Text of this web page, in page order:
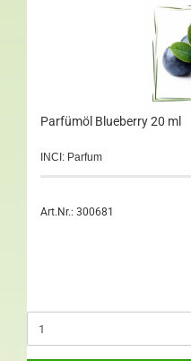
Parfümöl Blueberry 20 ml
INCI: Parfum
Art.Nr.: 300681